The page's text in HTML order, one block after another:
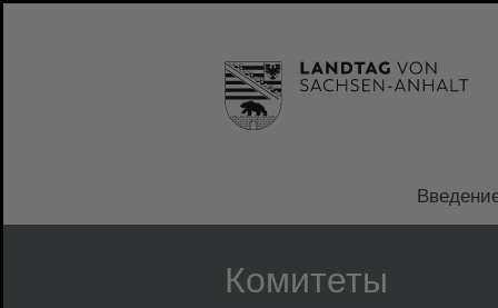
Комитеты